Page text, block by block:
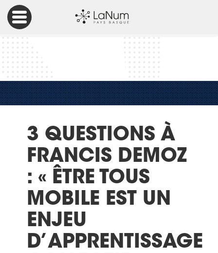
3 questions à Francis Demoz : « Être tous mobile est un enjeu
3 QUESTIONS À
FRANCIS DEMOZ
: « ÊTRE TOUS
MOBILE EST UN
ENJEU
D’APPRENTISSAGE